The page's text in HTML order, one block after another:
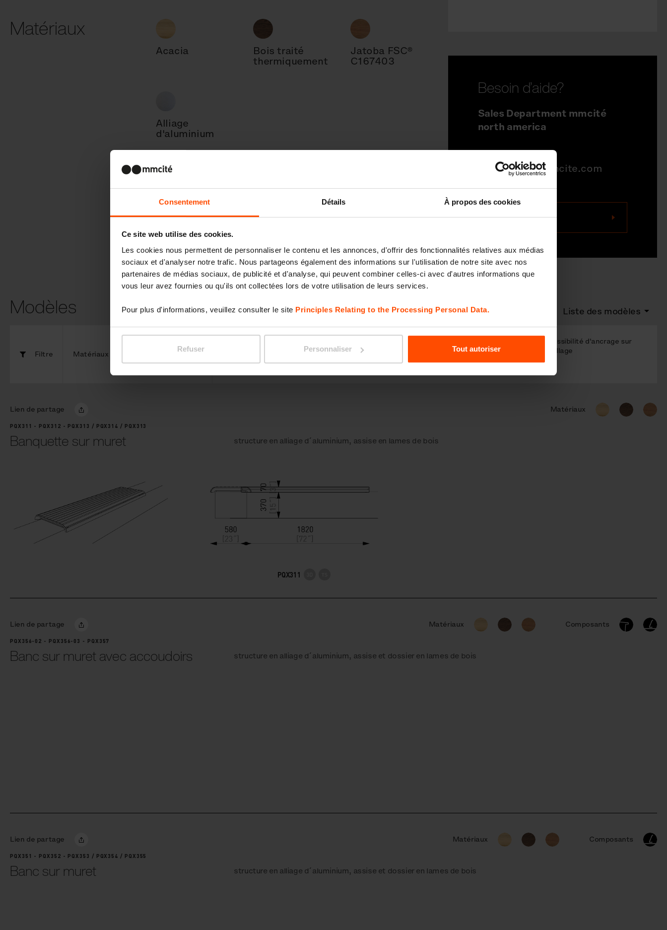
Consentement Détails À propos des cookies
Ce site web utilise des cookies.
Les cookies nous permettent de personnaliser le contenu et les annonces, d'offrir des fonctionnalités relatives aux médias
sociaux et d'analyser notre trafic. Nous partageons également des informations sur l'utilisation de notre site avec nos
partenaires de médias sociaux, de publicité et d'analyse, qui peuvent combiner celles-ci avec d'autres informations que
vous leur avez fournies ou qu'ils ont collectées lors de votre utilisation de leurs services.
Pour plus d'informations, veuillez consulter le site Principles Relating to the Processing Personal Data.
Refuser Personnaliser Tout autoriser
Matériaux
Acacia
Bois traité
thermiquement
Jatoba FSC®
C167403
Alliage
d'aluminium
Besoin d’aide?
Sales Department mmcité
north america
quotations@mmcite.com
Nous contacter
Modèles Liste des modèles
Filtre Matériaux
Avec accoudoirs Avec dossier
Possibilité d'ancrage sur
dallage
Lien de partage Matériaux
PQX311 - PQX312 - PQX313 / PQX314 / PQX313
Banquette sur muret structure en alliage d´aluminium, assise en lames de bois
PQX311
Lien de partage Matériaux Composants
PQX356-02 - PQX356-03 - PQX357
Banc sur muret avec accoudoirs structure en alliage d´aluminium, assise et dossier en lames de bois
Lien de partage Matériaux Composants
PQX351 - PQX352 - PQX353 / PQX354 / PQX355
Banc sur muret structure en alliage d´aluminium, assise et dossier en lames de bois